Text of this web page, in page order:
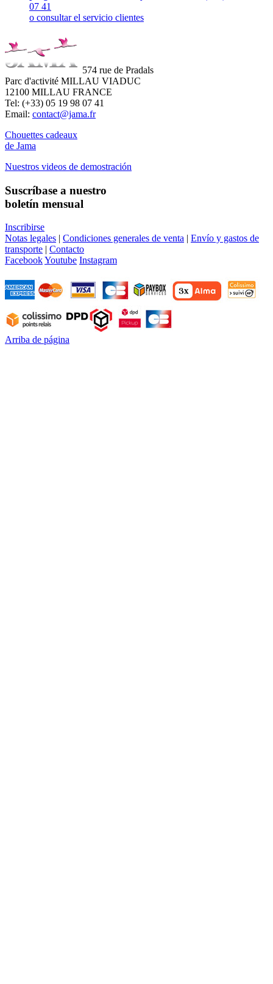
07 41
o consultar el servicio clientes
574 rue de Pradals
Parc d'activité MILLAU VIADUC
12100 MILLAU FRANCE
Tel: (+33) 05 19 98 07 41
Email: contact@jama.fr
Chouettes cadeaux
de Jama
Nuestros videos de demostración
Suscríbase a nuestro
boletín mensual
Inscribirse
Notas legales | Condiciones generales de venta | Envío y gastos de
transporte | Contacto
FacebookYoutube Instagram
Arriba de página